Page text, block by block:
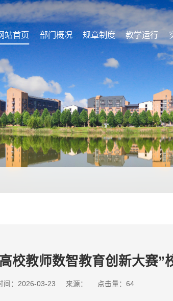
站首页 部门概况 规章制度 教学运行
校教师数智教育创新大赛”
间：2026-03-23 来源： 点击量：64